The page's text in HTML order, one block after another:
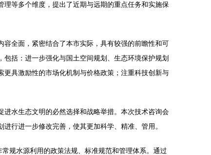
等多个维度，提出了近期与远期的重点任务和实施保
全面，紧密结合了本市实际，具有较强的前瞻性和可
括：进一步强化与国土空间规划、生态环境保护规划
具激励性的市场化机制与价格政策；注重科技创新与
水生态文明的必然选择和战略举措。本次技术咨询会
行进一步修改完善，使其更加科学、精准、管用。
规水源利用的政策法规、标准规范和管理体系。通过